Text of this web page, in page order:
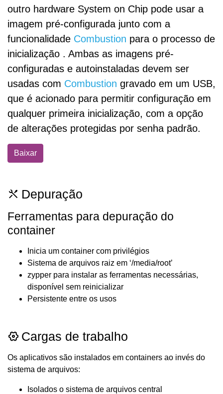
outro hardware System on Chip pode usar a
imagem pré-configurada junto com a
funcionalidade Combustion para o processo de
inicialização . Ambas as imagens pré-
configuradas e autoinstaladas devem ser
usadas com Combustion gravado em um USB,
que é acionado para permitir configuração em
qualquer primeira inicialização, com a opção
de alterações protegidas por senha padrão.
Baixar
Depuração
Ferramentas para depuração do
container
Inicia um container com privilégios
Sistema de arquivos raiz em ‘/media/root’
zypper para instalar as ferramentas necessárias,
disponível sem reinicializar
Persistente entre os usos
Cargas de trabalho
Os aplicativos são instalados em containers ao invés do
sistema de arquivos:
Isolados o sistema de arquivos central